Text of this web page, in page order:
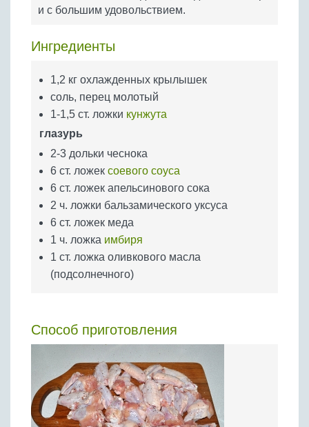
Бобовые
Крупы
и с большим удовольствием.
Ингредиенты
1,2 кг охлажденных крылышек
соль, перец молотый
1-1,5 ст. ложки кунжута
глазурь
2-3 дольки чеснока
6 ст. ложек соевого соуса
6 ст. ложек апельсинового сока
2 ч. ложки бальзамического уксуса
6 ст. ложек меда
1 ч. ложка имбиря
1 ст. ложка оливкового масла
(подсолнечного)
Способ приготовления